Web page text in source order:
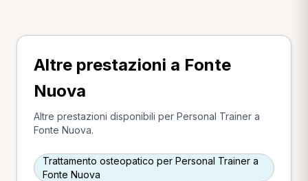
Altre prestazioni a Fonte
Nuova
Altre prestazioni disponibili per Personal Trainer a
Fonte Nuova.
Trattamento osteopatico per Personal Trainer a
Fonte Nuova